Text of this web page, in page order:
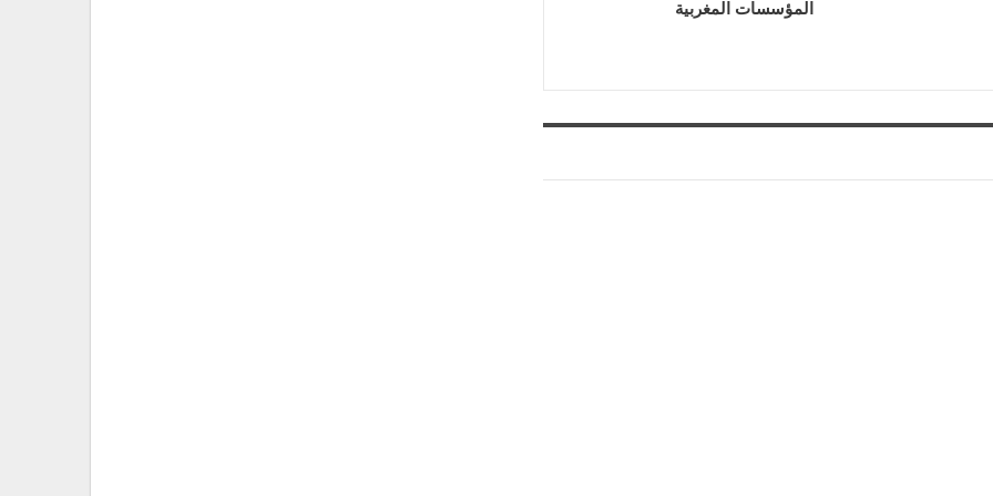
المؤسسات المغربية